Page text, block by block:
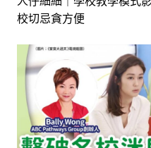
校切忌貪方便